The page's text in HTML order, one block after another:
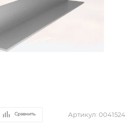
Сравнить Артикул: 0041524